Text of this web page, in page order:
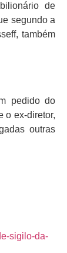
de
segundo a
também
pedido do
o ex-diretor,
outras
sigilo-da-